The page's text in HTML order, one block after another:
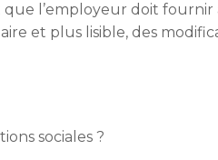
l’employeur doit fournir
et plus lisible, des
sociales ?